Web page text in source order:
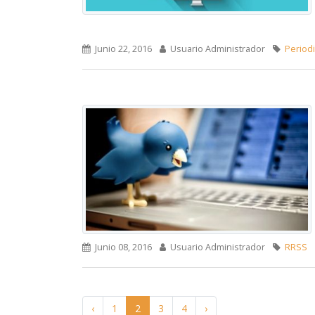
Junio 22, 2016 Usuario Administrador
Junio 08, 2016 Usuario Administrador RRSS
‹ 1 2 3 4 ›